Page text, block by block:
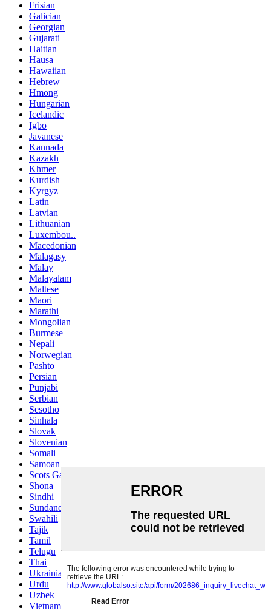
Frisian
Galician
Georgian
Gujarati
Haitian
Hausa
Hawaiian
Hebrew
Hmong
Hungarian
Icelandic
Igbo
Javanese
Kannada
Kazakh
Khmer
Kurdish
Kyrgyz
Latin
Latvian
Lithuanian
Luxembou..
Macedonian
Malagasy
Malay
Malayalam
Maltese
Maori
Marathi
Mongolian
Burmese
Nepali
Norwegian
Pashto
Persian
Punjabi
Serbian
Sesotho
Sinhala
Slovak
Slovenian
Somali
Samoan
Scots Gaelic
Shona
Sindhi
Sundanese
Swahili
Tajik
Tamil
Telugu
Thai
Ukrainian
Urdu
Uzbek
Vietnamese